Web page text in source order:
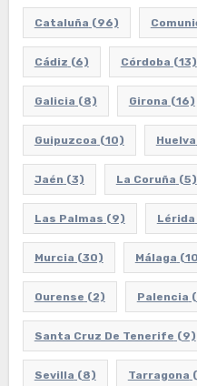
Cataluña (96)
Cádiz (6) Córdoba (13)
Galicia (8) Girona (16)
Guipuzcoa (10) Huelva
Jaén (3) La Coruña (5)
Las Palmas (9) Lérida
Murcia (30) Málaga
Ourense (2) Palencia
Santa Cruz De Tenerife (9)
Sevilla (8) Tarragona